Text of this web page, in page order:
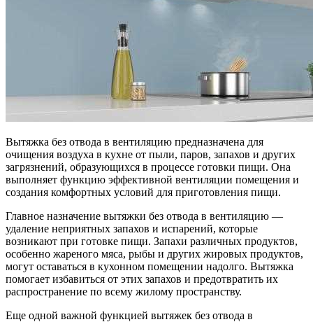
Вытяжка без отвода в вентиляцию предназначена для
очищения воздуха в кухне от пыли, паров, запахов и других
загрязнений, образующихся в процессе готовки пищи. Она
выполняет функцию эффективной вентиляции помещения и
создания комфортных условий для приготовления пищи.
Главное назначение вытяжки без отвода в вентиляцию —
удаление неприятных запахов и испарений, которые
возникают при готовке пищи. Запахи различных продуктов,
особенно жареного мяса, рыбы и других жировых продуктов,
могут оставаться в кухонном помещении надолго. Вытяжка
помогает избавиться от этих запахов и предотвратить их
распространение по всему жилому пространству.
Еще одной важной функцией вытяжек без отвода в